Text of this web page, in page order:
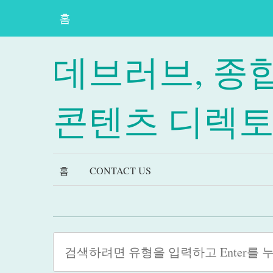
홈
데브러브, 종
콘텐츠 디렉
홈 CONTACT US